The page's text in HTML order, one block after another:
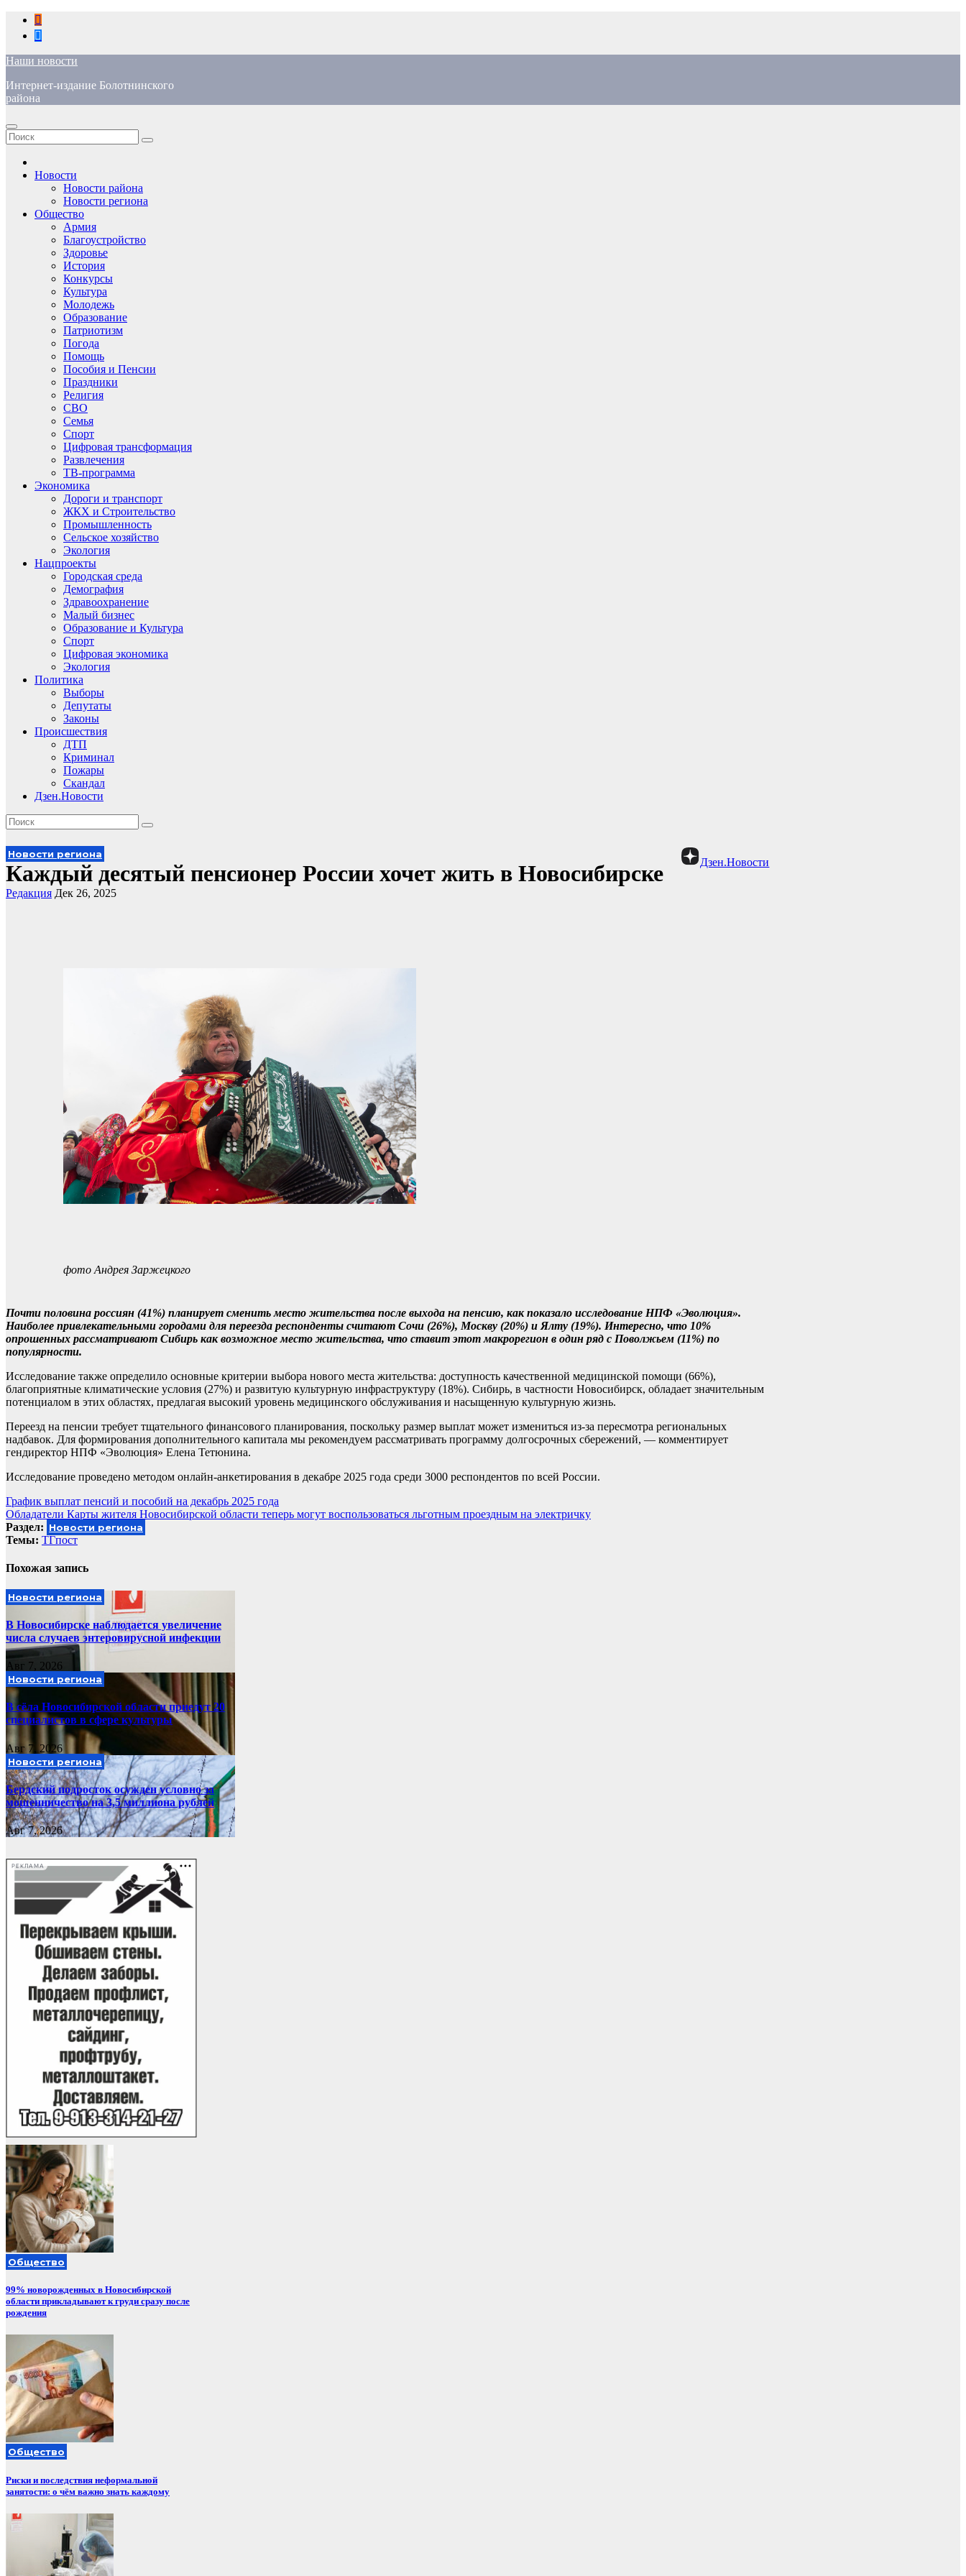
Перейти
содержимому
Наши новости
Интернет-издание Болотнинского
района
Новости
Новости района
Новости региона
Общество
Армия
Благоустройство
Здоровье
История
Конкурсы
Культура
Молодежь
Образование
Патриотизм
Погода
Помощь
Пособия и Пенсии
Праздники
Религия
СВО
Семья
Спорт
Цифровая трансформация
Развлечения
ТВ-программа
Экономика
Дороги и транспорт
ЖКХ и Строительство
Промышленность
Сельское хозяйство
Экология
Нацпроекты
Городская среда
Демография
Здравоохранение
Малый бизнес
Образование и Культура
Спорт
Цифровая экономика
Экология
Политика
Выборы
Депутаты
Законы
Происшествия
ДТП
Криминал
Пожары
Скандал
Дзен.Новости
Дзен.Новости
Новости региона
Каждый десятый пенсионер России хочет жить в Новосибирске
Редакция Дек 26, 2025
фото Андрея Заржецкого
Почти половина россиян (41%) планирует сменить место жительства после выхода на пенсию, как показало исследование НПФ «Эволюция».
Наиболее привлекательными городами для переезда респонденты считают Сочи (26%), Москву (20%) и Ялту (19%). Интересно, что 10%
опрошенных рассматривают Сибирь как возможное место жительства, что ставит этот макрорегион в один ряд с Поволжьем (11%) по
популярности.
Исследование также определило основные критерии выбора нового места жительства: доступность качественной медицинской помощи (66%),
благоприятные климатические условия (27%) и развитую культурную инфраструктуру (18%). Сибирь, в частности Новосибирск, обладает значительным
потенциалом в этих областях, предлагая высокий уровень медицинского обслуживания и насыщенную культурную жизнь.
Переезд на пенсии требует тщательного финансового планирования, поскольку размер выплат может измениться из-за пересмотра региональных
надбавок. Для формирования дополнительного капитала мы рекомендуем рассматривать программу долгосрочных сбережений, — комментирует
гендиректор НПФ «Эволюция» Елена Тетюнина.
Исследование проведено методом онлайн-анкетирования в декабре 2025 года среди 3000 респондентов по всей России.
Навигация
по
записям
График выплат пенсий и пособий на декабрь 2025 года
Обладатели Карты жителя Новосибирской области теперь могут воспользоваться льготным проездным на электричку
Раздел: Новости региона
Темы: ТГпост
Похожая запись
Новости региона
В Новосибирске наблюдается увеличение
числа случаев энтеровирусной инфекции
Авг 7, 2026
Новости региона
В сёла Новосибирской области приедут 20
специалистов в сфере культуры
Авг 7, 2026
Новости региона
Бердский подросток осужден условно за
мошенничество на 3,5 миллиона рублей
Авг 7, 2026
РЕКЛАМА
Общество
99% новорожденных в Новосибирской
области прикладывают к груди сразу после
рождения
Общество
Риски и последствия неформальной
занятости: о чём важно знать каждому